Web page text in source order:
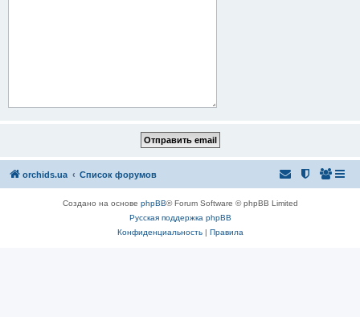
orchids.ua Список форумов
Создано на основе phpBB® Forum Software © phpBB Limited
Русская поддержка phpBB
Конфиденциальность| Правила